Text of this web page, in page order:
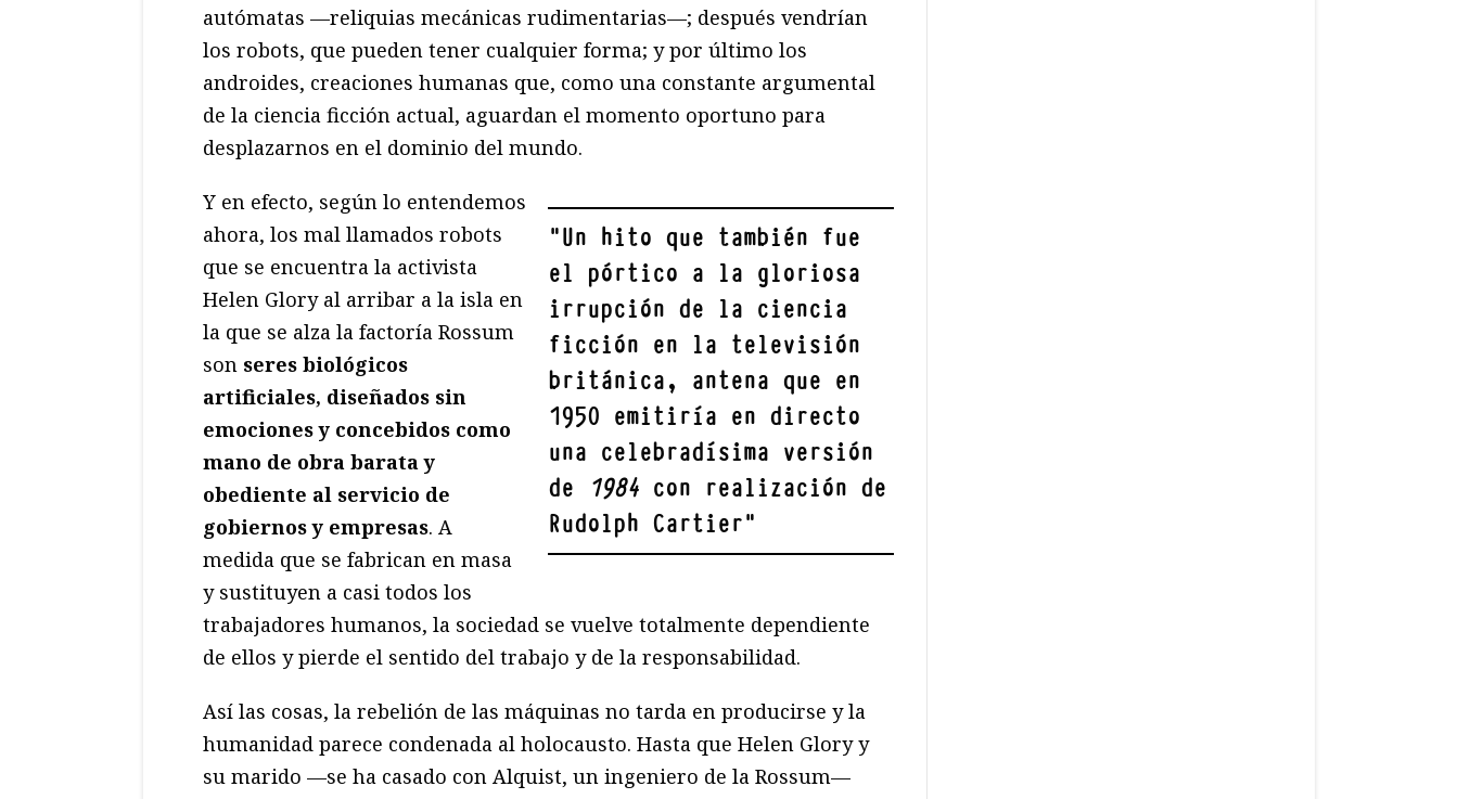
autómatas —reliquias mecánicas rudimentarias—; después vendrían
los robots, que pueden tener cualquier forma; y por último los
androides, creaciones humanas que, como una constante argumental
de la ciencia ficción actual, aguardan el momento oportuno para
desplazarnos en el dominio del mundo.
"Un hito que también fue
el pórtico a la gloriosa
irrupción de la ciencia
ficción en la televisión
británica, antena que en
1950 emitiría en directo
una celebradísima versión
de
1984 con realización de
Rudolph Cartier"
Y en efecto, según lo entendemos
ahora, los mal llamados robots
que se encuentra la activista
Helen Glory al arribar a la isla en
la que se alza la factoría Rossum
son seres biológicos
artificiales, diseñados sin
emociones y concebidos como
mano de obra barata y
obediente al servicio de
gobiernos y empresas. A
medida que se fabrican en masa
y sustituyen a casi todos los
trabajadores humanos, la sociedad se vuelve totalmente dependiente
de ellos y pierde el sentido del trabajo y de la responsabilidad.
Así las cosas, la rebelión de las máquinas no tarda en producirse y la
humanidad parece condenada al holocausto. Hasta que Helen Glory y
su marido —se ha casado con Alquist, un ingeniero de la Rossum—